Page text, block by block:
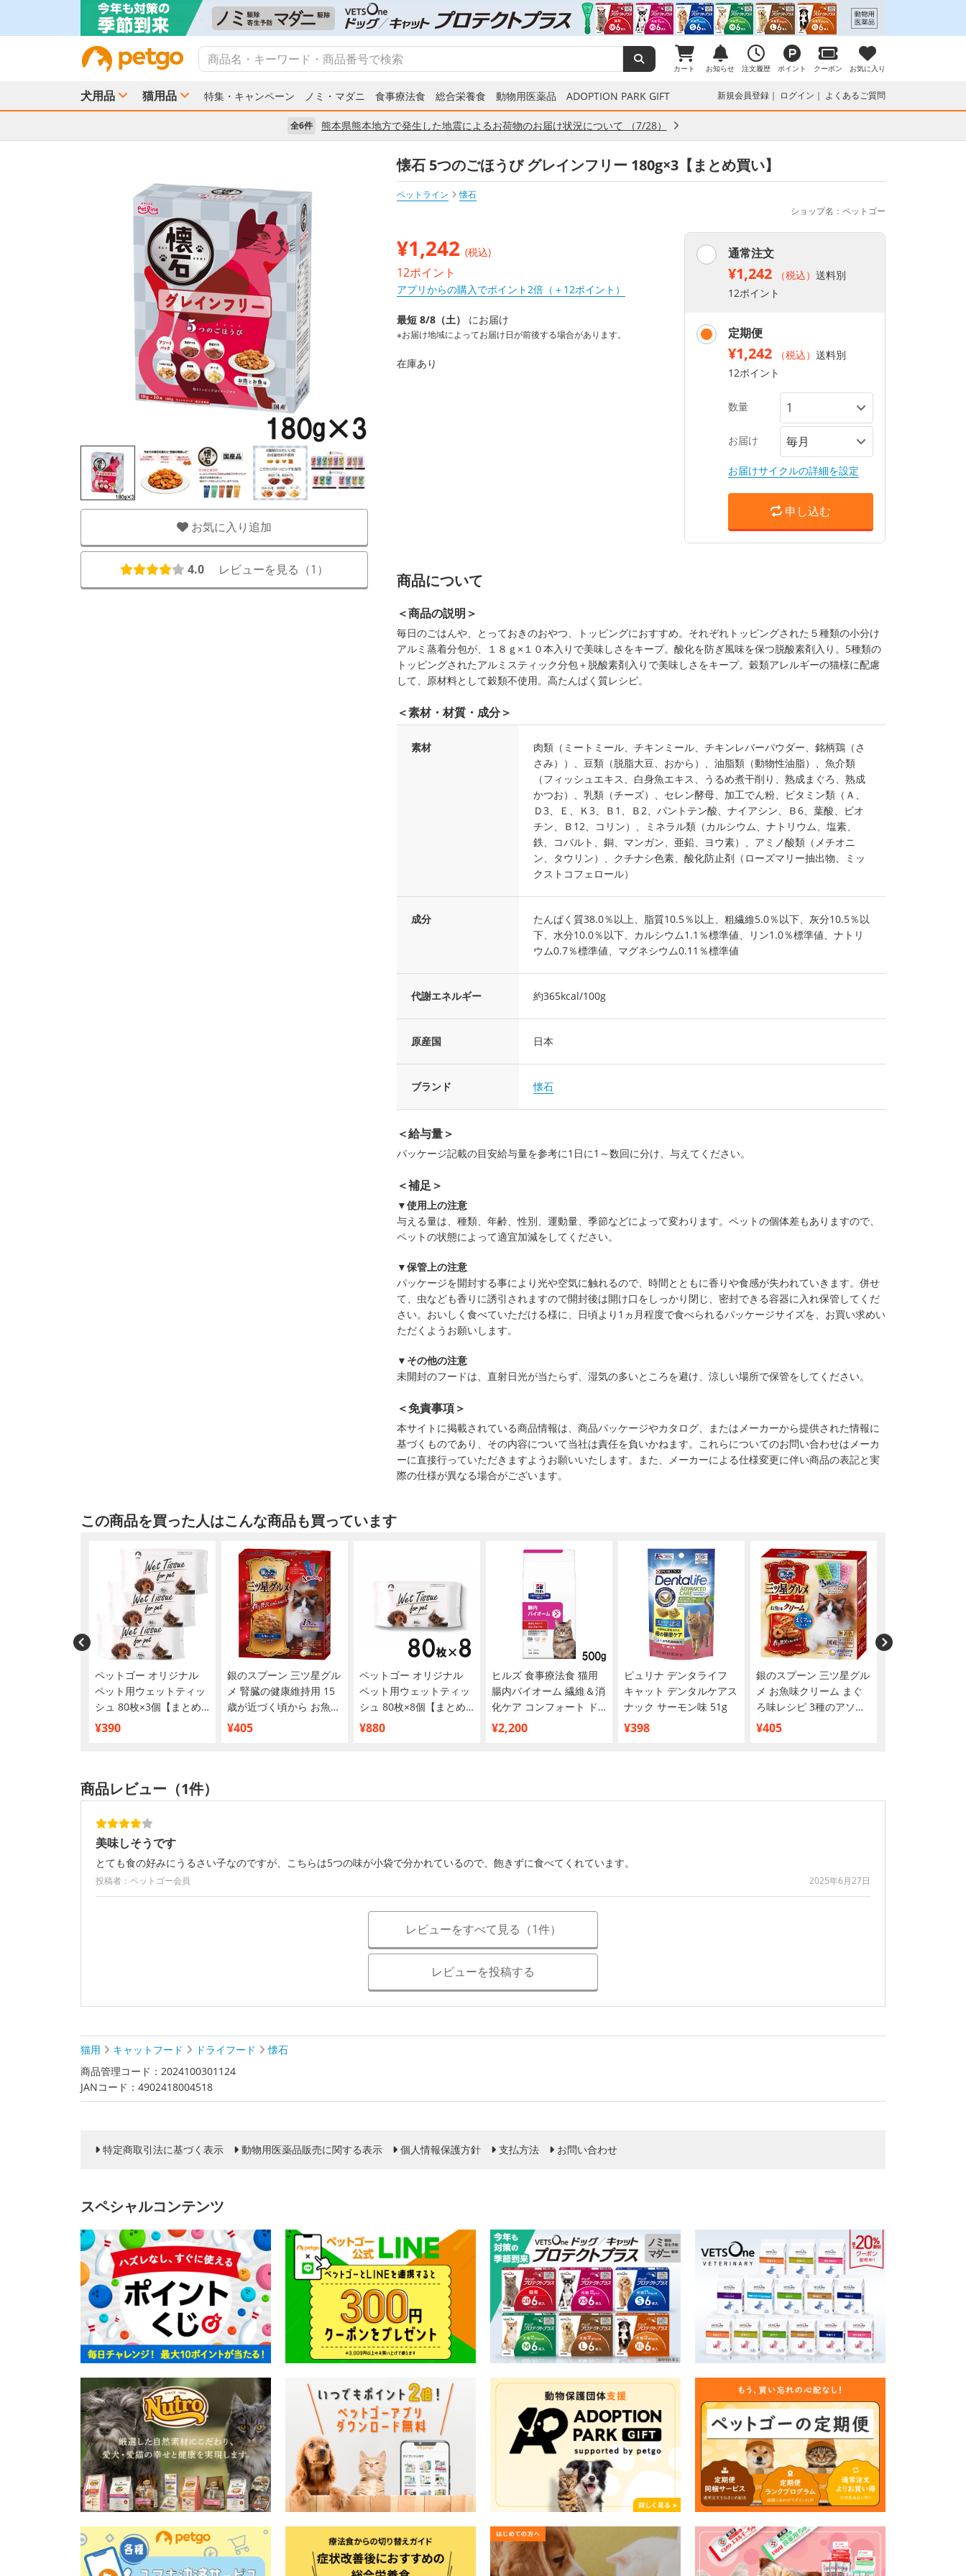
カート お知らせ 注文履歴 ポイント クーポン お気に入り
犬用品 猫用品 特集・キャンペーン ノミ・マダニ 食事療法食 総合栄養食 動物用医薬品 ADOPTION PARK GIFT 新規会員登録 ログイン よくあるご質問
全6件 熊本県熊本地方で発生した地震によるお荷物のお届け状況について （7/28）
お気に入り追加
4.0 レビューを見る（1 ）
懐石 5つのごほうび グレインフリー 180g×3【まとめ買い】
ペットライン
懐石
ショップ名：ペットゴー
¥1,242 (税込)
12ポイント
アプリからの購入でポイント2倍（＋12ポイント）
最短 8/8（土） にお届け
※お届け地域によってお届け日が前後する場合があります。
在庫あり
通常注文
¥1,242 （税込） 送料別
12ポイント
定期便
¥1,242 （税込） 送料別
12ポイント
数量
お届け
お届けサイクルの詳細を設定
申し込む
商品について
＜商品の説明＞
毎日のごはんや、とっておきのおやつ、トッピングにおすすめ。それぞれトッピングされた５種類の小分け
アルミ蒸着分包が、１８ｇ×１０本入りで美味しさをキープ。酸化を防ぎ風味を保つ脱酸素剤入り。5種類の
トッピングされたアルミスティック分包＋脱酸素剤入りで美味しさをキープ。穀類アレルギーの猫様に配慮
して、原材料として穀類不使用。高たんぱく質レシピ。
＜素材・材質・成分＞
素材
肉類（ミートミール、チキンミール、チキンレバーパウダー、銘柄鶏（さ
さみ））、豆類（脱脂大豆、おから）、油脂類（動物性油脂）、魚介類
（フィッシュエキス、白身魚エキス、うるめ煮干削り、熟成まぐろ、熟成
かつお）、乳類（チーズ）、セレン酵母、加工でん粉、ビタミン類（Ａ、
Ｄ3、Ｅ、Ｋ3、Ｂ1、Ｂ2、パントテン酸、ナイアシン、Ｂ6、葉酸、ビオ
チン、Ｂ12、コリン）、ミネラル類（カルシウム、ナトリウム、塩素、
鉄、コバルト、銅、マンガン、亜鉛、ヨウ素）、アミノ酸類（メチオニ
ン、タウリン）、クチナシ色素、酸化防止剤（ローズマリー抽出物、ミッ
クストコフェロール）
成分
たんぱく質38.0％以上、脂質10.5％以上、粗繊維5.0％以下、灰分10.5％以
下、水分10.0％以下、カルシウム1.1％標準値、リン1.0％標準値、ナトリ
ウム0.7％標準値、マグネシウム0.11％標準値
代謝エネルギー 約365kcal/100g
原産国 日本
ブランド 懐石
＜給与量＞
パッケージ記載の目安給与量を参考に1日に1～数回に分け、与えてください。
＜補足＞
▼使用上の注意
与える量は、種類、年齢、性別、運動量、季節などによって変わります。ペットの個体差もありますので、
ペットの状態によって適宜加減をしてください。
▼保管上の注意
パッケージを開封する事により光や空気に触れるので、時間とともに香りや食感が失われていきます。併せ
て、虫なども香りに誘引されますので開封後は開け口をしっかり閉じ、密封できる容器に入れ保管してくだ
さい。おいしく食べていただける様に、日頃より1ヵ月程度で食べられるパッケージサイズを、お買い求めい
ただくようお願いします。
▼その他の注意
未開封のフードは、直射日光が当たらず、湿気の多いところを避け、涼しい場所で保管をしてください。
＜免責事項＞
本サイトに掲載されている商品情報は、商品パッケージやカタログ、またはメーカーから提供された情報に
基づくものであり、その内容について当社は責任を負いかねます。これらについてのお問い合わせはメーカ
ーに直接行っていただきますようお願いいたします。また、メーカーによる仕様変更に伴い商品の表記と実
際の仕様が異なる場合がございます。
この商品を買った人はこんな商品も買っています
ペットゴー オリジナル
ペット用ウェットティッ
シュ 80枚×3個【まとめ
買い】
¥390
銀のスプーン 三ツ星グル
メ 腎臓の健康維持用 15
歳が近づく頃から お魚レ
シピ4種のアソート 200g
¥405
ペットゴー オリジナル
ペット用ウェットティッ
シュ 80枚×8個【まとめ
買い】
¥880
ヒルズ 食事療法食 猫用
腸内バイオーム 繊維＆消
化ケア コンフォート ド
ライ 500g
¥2,200
ピュリナ デンタライフ
キャット デンタルケアス
ナック サーモン味 51g
¥398
銀のスプーン 三ツ星グル
メ お魚味クリーム まぐ
ろ味レシピ 3種のアソー
ト 180g
¥405
商品レビュー（1件）
美味しそうです
とても食の好みにうるさい子なのですが、こちらは5つの味が小袋で分かれているので、飽きずに食べてくれています。
投稿者：ペットゴー会員 2025年6月27日
レビューをすべて見る（1件）
レビューを投稿する
猫用 キャットフード ドライフード
懐石
商品管理コード：2024100301124
JANコード：4902418004518
特定商取引法に基づく表示 動物用医薬品販売に関する表示 個人情報保護方針 支払方法 お問い合わせ
スペシャルコンテンツ